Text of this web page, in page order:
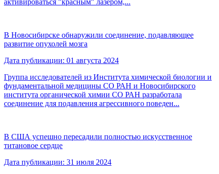
активироваться "красным" лазером,...
В Новосибирске обнаружили соединение, подавляющее
развитие опухолей мозга
Дата публикации: 01 августа 2024
Группа исследователей из Института химической биологии и
фундаментальной медицины СО РАН и Новосибирского
института органической химии СО РАН разработала
соединение для подавления агрессивного поведен...
В США успешно пересадили полностью искусственное
титановое сердце
Дата публикации: 31 июля 2024